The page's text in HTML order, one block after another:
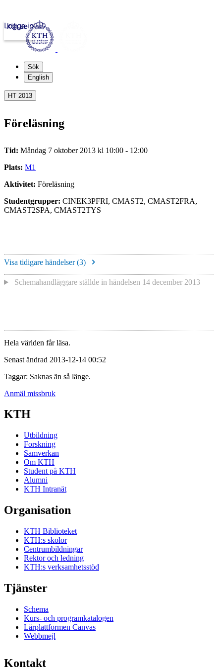
kth.se
Logga in
Sök
English
HT 2013
Föreläsning
Tid: Måndag 7 oktober 2013 kl 10:00 - 12:00
Plats: M1
Aktivitet: Föreläsning
Studentgrupper: CINEK3PFRI, CMAST2, CMAST2FRA,
CMAST2SPA, CMAST2TYS
Visa tidigare händelser (3)
Schemahandläggare ställde in händelsen 14 december 2013
Hela världen får läsa.
Senast ändrad 2013-12-14 00:52
Taggar: Saknas än så länge.
Anmäl missbruk
KTH
Utbildning
Forskning
Samverkan
Om KTH
Student på KTH
Alumni
KTH Intranät
Organisation
KTH Biblioteket
KTH:s skolor
Centrumbildningar
Rektor och ledning
KTH:s verksamhetsstöd
Tjänster
Schema
Kurs- och programkatalogen
Lärplattformen Canvas
Webbmejl
Kontakt